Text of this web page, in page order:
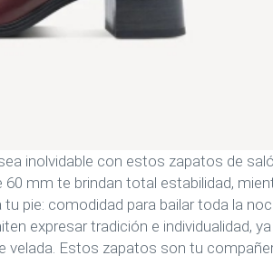
inolvidable con estos zapatos de
mm te brindan total estabilidad,
pie: comodidad para bailar toda la
expresar tradición e individualidad,
velada. Estos zapatos son tu